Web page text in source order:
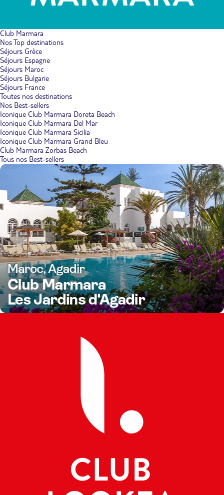
Club Marmara
Nos Top destinations
Séjours Grèce
Séjours Espagne
Séjours Maroc
Séjours Bulgarie
Séjours France
Toutes nos destinations
Nos Best-sellers
Iconique Club Marmara Doreta Beach
Iconique Club Marmara Del Mar
Iconique Club Marmara Sicilia
Iconique Club Marmara Grand Bleu
Club Marmara Zorbas Beach
Tous nos Best-sellers